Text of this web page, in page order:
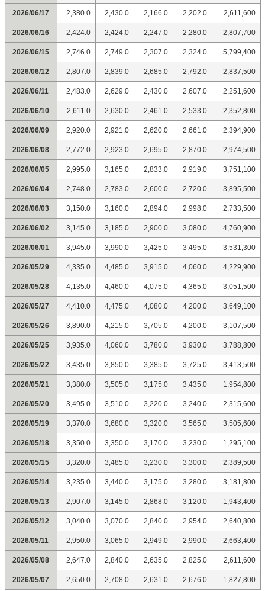
2026/06/17 2,380.0 2,430.0 2,166.0 2,202.0 2,611,600
2026/06/16 2,424.0 2,424.0 2,247.0 2,280.0 2,807,700
2026/06/15 2,746.0 2,749.0 2,307.0 2,324.0 5,799,400
2026/06/12 2,807.0 2,839.0 2,685.0 2,792.0 2,837,500
2026/06/11 2,483.0 2,629.0 2,430.0 2,607.0 2,251,600
2026/06/10 2,611.0 2,630.0 2,461.0 2,533.0 2,352,800
2026/06/09 2,920.0 2,921.0 2,620.0 2,661.0 2,394,900
2026/06/08 2,772.0 2,923.0 2,695.0 2,870.0 2,974,500
2026/06/05 2,995.0 3,165.0 2,833.0 2,919.0 3,751,100
2026/06/04 2,748.0 2,783.0 2,600.0 2,720.0 3,895,500
2026/06/03 3,150.0 3,160.0 2,894.0 2,998.0 2,733,500
2026/06/02 3,145.0 3,185.0 2,900.0 3,080.0 4,760,900
2026/06/01 3,945.0 3,990.0 3,425.0 3,495.0 3,531,300
2026/05/29 4,335.0 4,485.0 3,915.0 4,060.0 4,229,900
2026/05/28 4,135.0 4,460.0 4,075.0 4,365.0 3,051,500
2026/05/27 4,410.0 4,475.0 4,080.0 4,200.0 3,649,100
2026/05/26 3,890.0 4,215.0 3,705.0 4,200.0 3,107,500
2026/05/25 3,935.0 4,060.0 3,780.0 3,930.0 3,788,800
2026/05/22 3,435.0 3,850.0 3,385.0 3,725.0 3,413,500
2026/05/21 3,380.0 3,505.0 3,175.0 3,435.0 1,954,800
2026/05/20 3,495.0 3,510.0 3,220.0 3,240.0 2,315,600
2026/05/19 3,370.0 3,680.0 3,320.0 3,565.0 3,505,600
2026/05/18 3,350.0 3,350.0 3,170.0 3,230.0 1,295,100
2026/05/15 3,320.0 3,485.0 3,230.0 3,300.0 2,389,500
2026/05/14 3,235.0 3,440.0 3,175.0 3,280.0 3,181,800
2026/05/13 2,907.0 3,145.0 2,868.0 3,120.0 1,943,400
2026/05/12 3,040.0 3,070.0 2,840.0 2,954.0 2,640,800
2026/05/11 2,950.0 3,065.0 2,949.0 2,990.0 2,663,400
2026/05/08 2,647.0 2,840.0 2,635.0 2,825.0 2,611,600
2026/05/07 2,650.0 2,708.0 2,631.0 2,676.0 1,827,800